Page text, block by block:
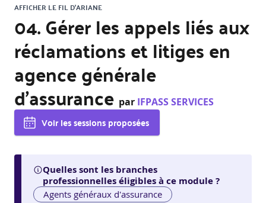
AFFICHER LE FIL D'ARIANE
04. Gérer les appels liés aux
réclamations et litiges en
agence générale
d’assurance par IFPASS SERVICES
Voir les sessions proposées
Quelles sont les branches
professionnelles éligibles à ce module ?
Agents généraux d'assurance